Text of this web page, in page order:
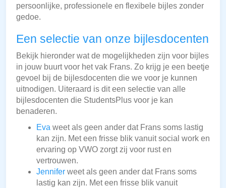
persoonlijke, professionele en flexibele bijles zonder
gedoe.
Een selectie van onze bijlesdocenten
Bekijk hieronder wat de mogelijkheden zijn voor bijles
in jouw buurt voor het vak Frans. Zo krijg je een beetje
gevoel bij de bijlesdocenten die we voor je kunnen
uitnodigen. Uiteraard is dit een selectie van alle
bijlesdocenten die StudentsPlus voor je kan
benaderen.
Eva weet als geen ander dat Frans soms lastig
kan zijn. Met een frisse blik vanuit social work en
ervaring op VWO zorgt zij voor rust en
vertrouwen.
Jennifer weet als geen ander dat Frans soms
lastig kan zijn. Met een frisse blik vanuit